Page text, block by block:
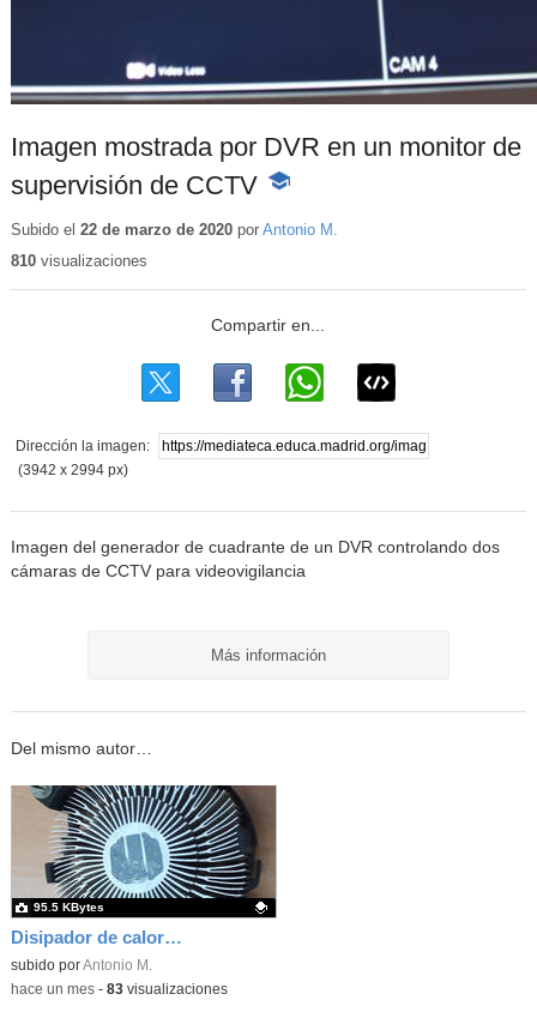
Imagen mostrada por DVR en un monitor de
supervisión de CCTV -
educativo
Subido el 22 de marzo de 2020por Antonio M.
810visualizaciones
Dirección la imagen:
(3942 x 2994 px)
Imagen del generador de cuadrante de un DVR controlando dos
cámaras de CCTV para videovigilancia
Más información
Del mismo autor…
Disipador de calor para microprocesador i3, i5 e i7
Contenido educativo.
subido porAntonio M.
95.5 KBytes
-hace un mes- 83visualizaciones